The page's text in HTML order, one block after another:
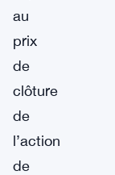
au
prix
de
clôture
de
l’action
de